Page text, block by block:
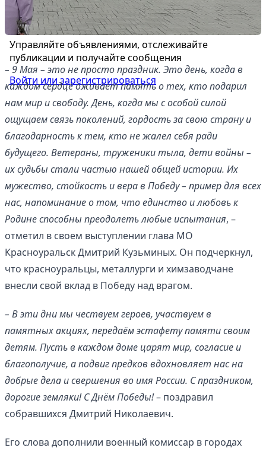
Личный кабинет
Управляйте объявлениями, отслеживайте
публикации и получайте сообщения
Войти или зарегистрироваться
– 9 Мая – это не просто праздник. Это день, когда в
каждом сердце оживает память о тех, кто подарил
нам мир и свободу. День, когда мы с особой силой
ощущаем связь поколений, гордость за свою страну и
благодарность к тем, кто не жалел себя ради
будущего. Ветераны, труженики тыла, дети войны –
их судьбы стали частью нашей общей истории. Их
мужество, стойкость и вера в Победу – пример для всех
нас, напоминание о том, что единство и любовь к
Родине способны преодолеть любые испытания, –
отметил в своем выступлении глава МО
Красноуральск Дмитрий Кузьминых. Он подчеркнул,
что красноуральцы, металлурги и химзаводчане
внесли свой вклад в Победу над врагом.
– В эти дни мы чествуем героев, участвуем в
памятных акциях, передаём эстафету памяти своим
детям. Пусть в каждом доме царят мир, согласие и
благополучие, а подвиг предков вдохновляет нас на
добрые дела и свершения во имя России. С праздником,
дорогие земляки! С Днём Победы!– поздравил
собравшихся Дмитрий Николаевич.
Его слова дополнили военный комиссар в городах